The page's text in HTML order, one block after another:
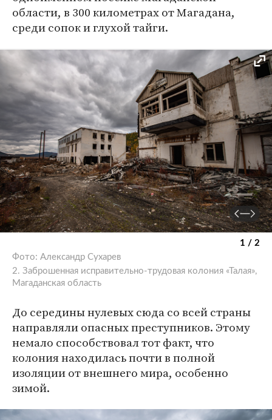
области, в 300 километрах от Магадана,
среди сопок и глухой тайги.
1 / 2
Фото: Александр Сухарев
2. Заброшенная исправительно-трудовая колония «Талая»,
Магаданская область
До середины нулевых сюда со всей страны
направляли опасных преступников. Этому
немало способствовал тот факт, что
колония находилась почти в полной
изоляции от внешнего мира, особенно
зимой.